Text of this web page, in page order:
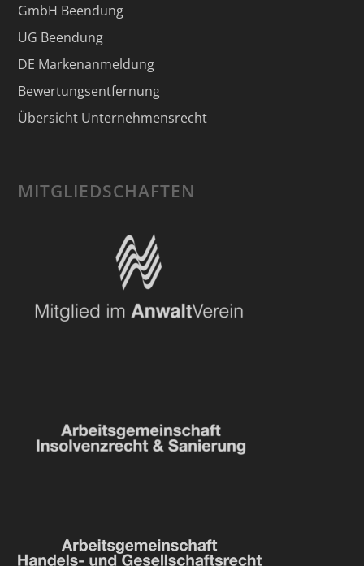
GmbH Beendung
UG Beendung
DE Markenanmeldung
Bewertungsentfernung
Übersicht Unternehmensrecht
MITGLIEDSCHAFTEN